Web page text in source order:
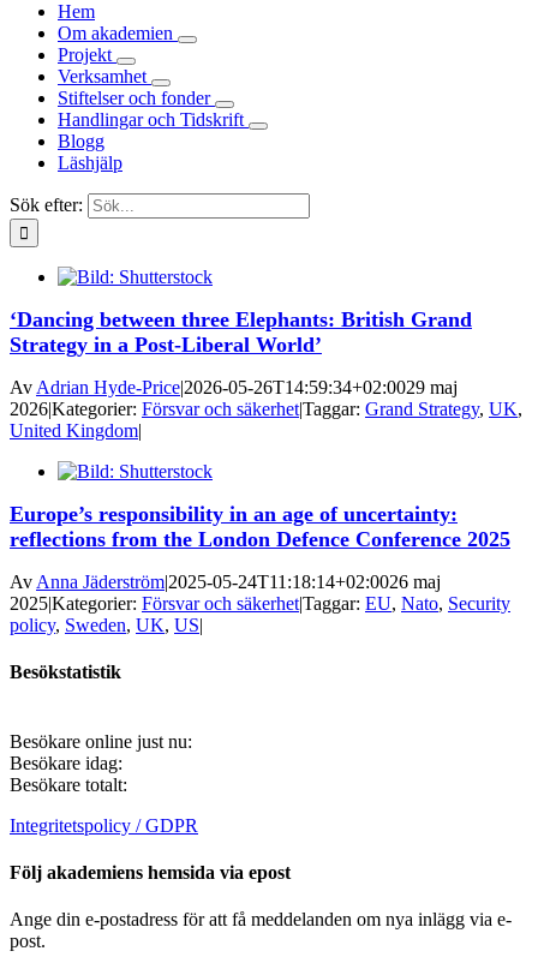
Hem
Om akademien
Projekt
Verksamhet
Stiftelser och fonder
Handlingar och Tidskrift
Blogg
Läshjälp
Sök efter:
‘Dancing between three Elephants: British Grand
Strategy in a Post-Liberal World’
Av Adrian Hyde-Price|2026-05-26T14:59:34+02:0029 maj
2026|Kategorier: Försvar och säkerhet|Taggar: Grand Strategy, UK,
United Kingdom|
Europe’s responsibility in an age of uncertainty:
reflections from the London Defence Conference 2025
Av Anna Jäderström|2025-05-24T11:18:14+02:0026 maj
2025|Kategorier: Försvar och säkerhet|Taggar: EU, Nato, Security
policy, Sweden, UK, US|
Besökstatistik
Besökare online just nu:
Besökare idag:
Besökare totalt:
Integritetspolicy / GDPR
Följ akademiens hemsida via epost
Ange din e-postadress för att få meddelanden om nya inlägg via e-
post.